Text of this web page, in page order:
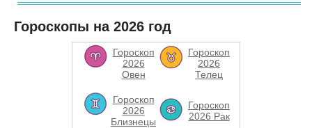
Гороскопы на 2026 год
Гороскоп
2026
Овен
Гороскоп
2026
Телец
Гороскоп
2026
Близнецы
Гороскоп
2026 Рак